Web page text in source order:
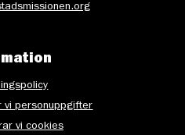
vi personuppgifter
vi cookies